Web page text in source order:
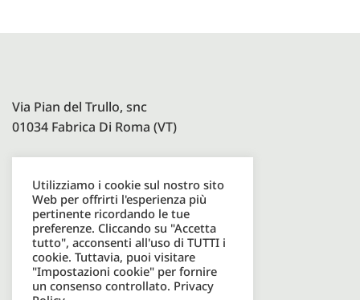
Via Pian del Trullo, snc
01034 Fabrica Di Roma (VT)
Paolelli Garden Srl
P.I. 08600931003
Tel. +39 0761598049
Email. info@paolellioutdoor.it
Utilizziamo i cookie sul nostro sito
Web per offrirti l'esperienza più
pertinente ricordando le tue
preferenze. Cliccando su "Accetta
tutto", acconsenti all'uso di TUTTI i
cookie. Tuttavia, puoi visitare
"Impostazioni cookie" per fornire
un consenso controllato. Privacy